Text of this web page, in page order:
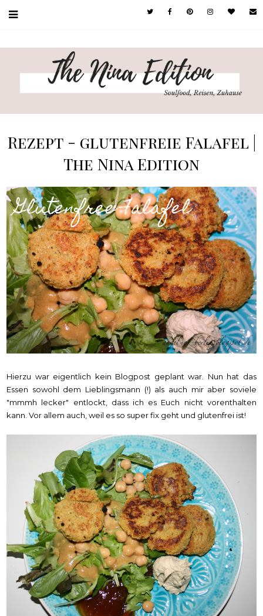
Rezept - glutenfreie Falafel |
The Nina Edition
Hierzu war eigentlich kein Blogpost geplant war. Nun hat das
Essen sowohl dem Lieblingsmann (!) als auch mir aber soviele
"mmmh lecker" entlockt, dass ich es Euch nicht vorenthalten
kann. Vor allem auch, weil es so super fix geht und glutenfrei ist!